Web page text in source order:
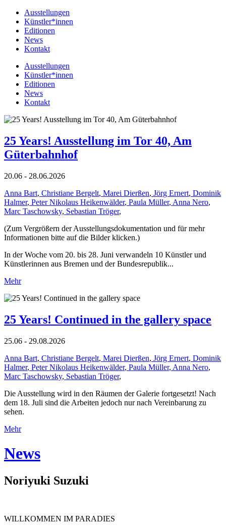
Ausstellungen
Künstler*innen
Editionen
News
Kontakt
Ausstellungen
Künstler*innen
Editionen
News
Kontakt
25 Years! Ausstellung im Tor 40, Am
Güterbahnhof
20.06 - 28.06.2026
Anna Bart, Christiane Bergelt, Marei Dierßen, Jörg Ernert, Dominik
Halmer, Peter Nikolaus Heikenwälder, Paula Müller, Anna Nero,
Marc Taschowsky, Sebastian Tröger,
(Zum Vergrößern der Ausstellungsdokumentation und für mehr
Informationen bitte auf die Bilder klicken.)
In der Woche vom 20. bis 28. Juni verwandeln 10 Künstler und
Künstlerinnen aus Bremen und der Bundesrepublik...
Mehr
25 Years! Continued in the gallery space
25.06 - 29.08.2026
Anna Bart, Christiane Bergelt, Marei Dierßen, Jörg Ernert, Dominik
Halmer, Peter Nikolaus Heikenwälder, Paula Müller, Anna Nero,
Marc Taschowsky, Sebastian Tröger,
Die Ausstellung wird in den Räumen der Galerie fortgesetzt! Nach
dem 18. Juli sind die Arbeiten jedoch nur nach Vereinbarung zu
sehen.
Mehr
News
Noriyuki Suzuki
WILLKOMMEN IM PARADIES